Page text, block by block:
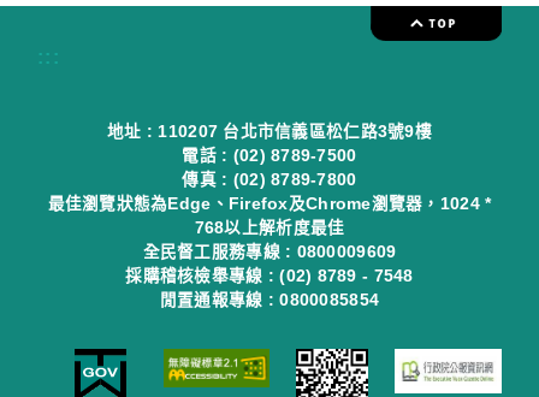
:::
地址 : 110207 台北市信義區松仁路3號9樓
電話 : (02) 8789-7500
傳真 : (02) 8789-7800
最佳瀏覽狀態為Edge、Firefox及Chrome瀏覽器，1024 *
768以上解析度最佳
全民督工服務專線 : 0800009609
採購稽核檢舉專線 : (02) 8789 - 7548
閒置通報專線 : 0800085854